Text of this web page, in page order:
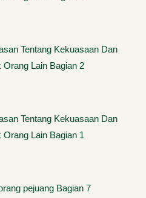
Tentang Kekuasaan Dan
Orang Lain Bagian 2
Tentang Kekuasaan Dan
Orang Lain Bagian 1
pejuang Bagian 7